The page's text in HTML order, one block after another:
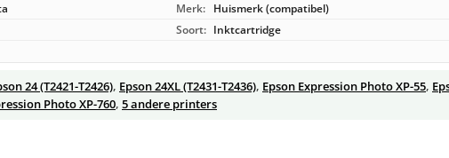
Merk: Huismerk (compatibel)
Soort: Inktcartridge
24 (T2421-T2426), Epson 24XL (T2431-T2436), Epson Expression Photo XP-55,
Photo XP-760, 5 andere printers